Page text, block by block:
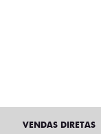
VENDAS DIRETAS